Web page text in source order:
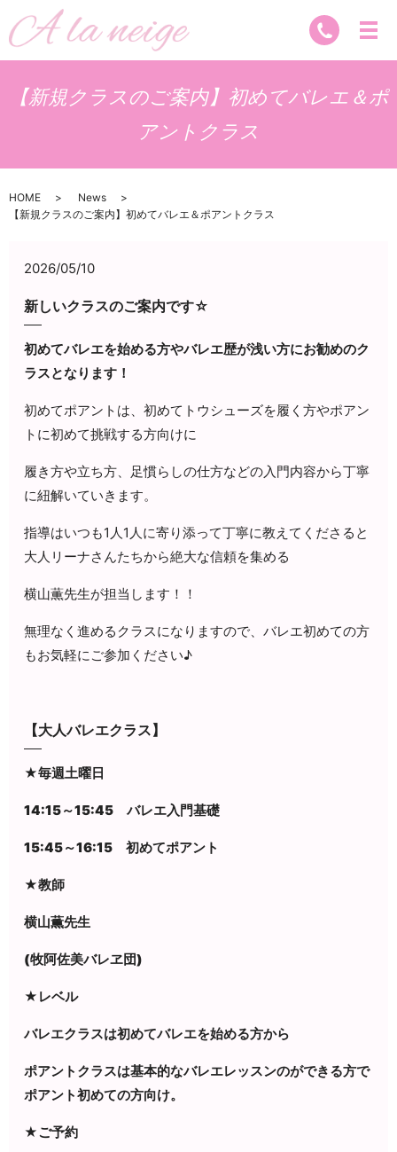
【新規クラスのご案内】初めてバレエ＆ポ
アントクラス
HOME
News
【新規クラスのご案内】初めてバレエ＆ポアントクラス
2026/05/10
新しいクラスのご案内です☆
初めてバレエを始める方やバレエ歴が浅い方にお勧めのク
ラスとなります！
初めてポアントは、初めてトウシューズを履く方やポアン
トに初めて挑戦する方向けに
履き方や立ち方、足慣らしの仕方などの入門内容から丁寧
に紐解いていきます。
指導はいつも1人1人に寄り添って丁寧に教えてくださると
大人リーナさんたちから絶大な信頼を集める
横山薫先生が担当します！！
無理なく進めるクラスになりますので、バレエ初めての方
もお気軽にご参加ください♪
【大人バレエクラス】
★毎週土曜日
14:15～15:45 バレエ入門基礎
15:45～16:15 初めてポアント
★教師
横山薫先生
(牧阿佐美バレヱ団)
★レベル
バレエクラスは初めてバレエを始める方から
ポアントクラスは基本的なバレエレッスンのができる方で
ポアント初めての方向け。
★ご予約